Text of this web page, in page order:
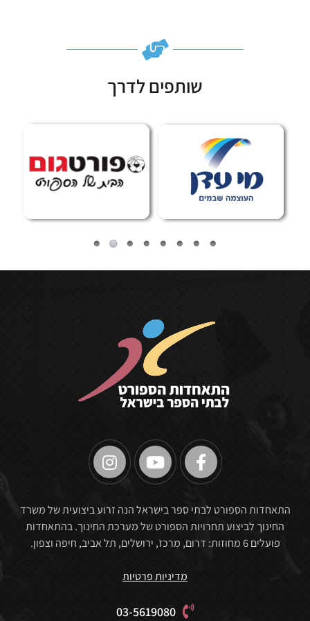
Subscribe
שותפים לדרך
התאחדות הספורט לבתי ספר בישראל הנה זרוע ביצועית של משרד
החינוך לביצוע תחרויות הספורט של מערכת החינוך. בהתאחדות
פועלים 6 מחוזות: דרום, מרכז, ירושלים, תל אביב, חיפה וצפון.
מדיניות פרטיות
03-5619080